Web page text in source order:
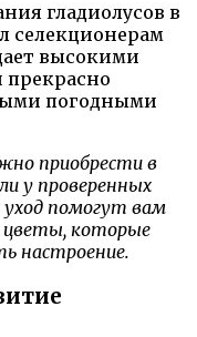
гладиолусов в
селекционерам
высокими
погодными
приобрести в
у проверенных
уход помогут вам
цветы, которые
настроение.